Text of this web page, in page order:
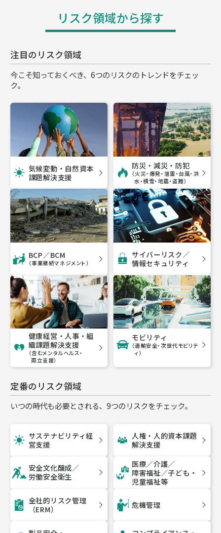
リスク領域から探す
注目のリスク領域
今こそ知っておくべき、6つのリスクのトレンドをチェッ
ク。
気候変動・自然資本
課題解決支援
防災・減災・防犯
（火災・爆発・落雷・台風・洪
水・積雪・地震・盗難）
BCP／BCM
（事業継続マネジメント）
サイバーリスク／
情報セキュリティ
健康経営・人事・組
織課題解決支援
（含むメンタルヘルス・
両立支援）
モビリティ
（運輸安全・次世代モビリテ
ィ）
定番のリスク領域
いつの時代も必要とされる、9つのリスクをチェック。
サステナビリティ経
営支援
人権・人的資本課題
解決支援
安全文化醸成／
労働安全衛生
医療／介護／
障害福祉／子ども・
児童福祉等
全社的リスク管理
（ERM）
危機管理